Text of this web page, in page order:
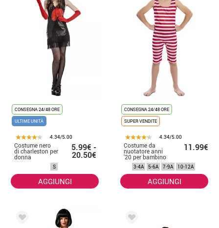
CONSEGNA 24/48 ORE
ULTIME UNITÀ
4.34/5.00
Costume nero
di charleston per
donna
5.99€ -
20.50€
S
AGGIUNGI
CONSEGNA 24/48 ORE
SUPER VENDITE
4.34/5.00
Costume da
nuotatore anni
'20 per bambino
11.99€
3-4A 5-6A 7-9A 10-12A
AGGIUNGI